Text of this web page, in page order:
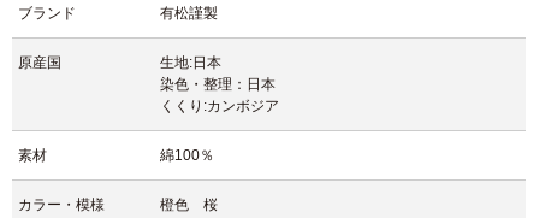
の花模様があしらわれた、爽やかで晴れやかな印象の一枚。
う明るく見せてくれます。
そして、有松絞りならではの魅力といえば、まるでガーゼのような柔ら
かさと、風がすっと通り抜けるような軽やかさ。
絞り特有のふんわりとした軽さと、肌にふれるたび感じる心地よい涼感
は、夏のお出かけにぴったりです。
ブランド 有松謹製
原産国
生地:日本
染色・整理：日本
くくり:カンボジア
素材 綿100％
カラー・模様 橙色 桜